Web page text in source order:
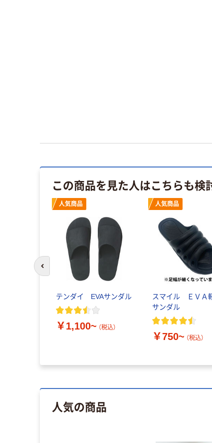
この商品を見た人はこちらも検
人気商品
テンダイ EVAサンダル
￥1,100~ （税込）
人気商品
スマイル ＥＶＡ
サンダル
￥750~ （税込）
前のスライドへ
人気の商品